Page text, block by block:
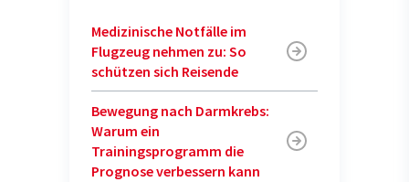
Medizinische Notfälle im
Flugzeug nehmen zu: So
schützen sich Reisende
Bewegung nach Darmkrebs:
Warum ein
Trainingsprogramm die
Prognose verbessern kann